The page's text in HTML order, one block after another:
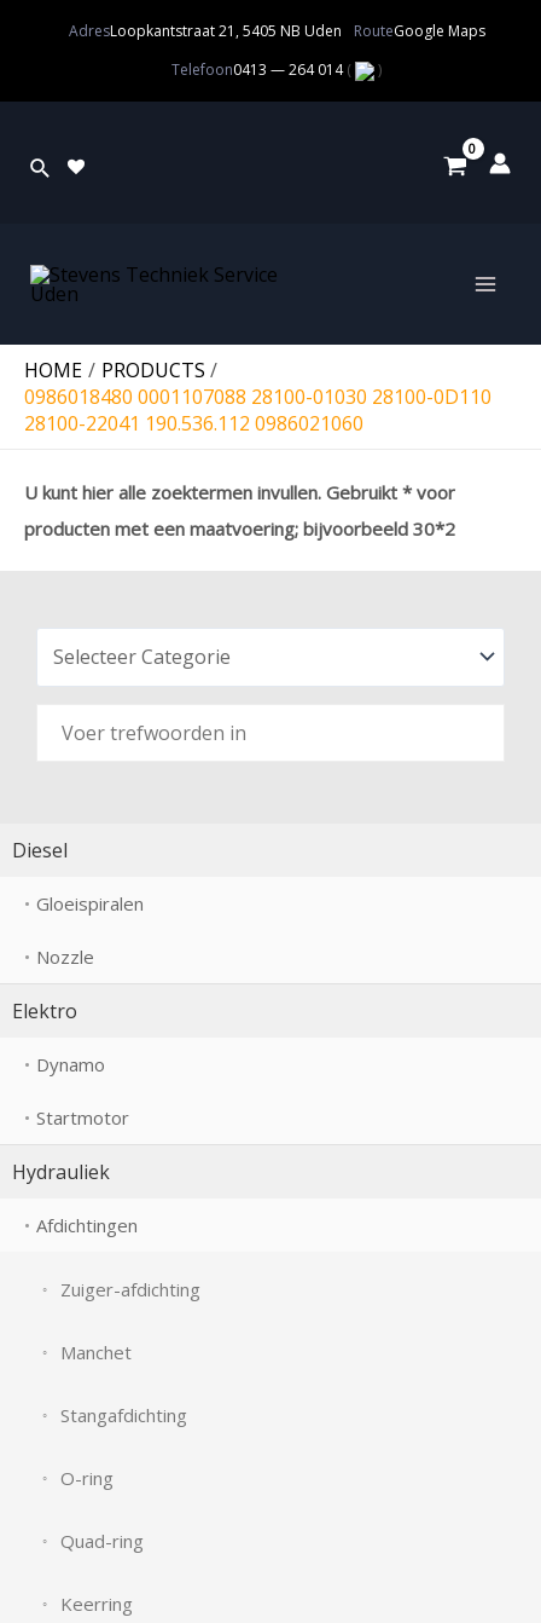
AdresLoopkantstraat 21, 5405 NB Uden RouteGoogle Maps
Telefoon0413 — 264 014( )
HOME
PRODUCTS
0986018480 0001107088 28100-01030 28100-0D110
28100-22041 190.536.112 0986021060
U kunt hier alle zoektermen invullen. Gebruikt * voor
producten met een maatvoering; bijvoorbeeld 30*2
Diesel
Gloeispiralen
Nozzle
Elektro
Dynamo
Startmotor
Hydrauliek
Afdichtingen
Zuiger-afdichting
Manchet
Stangafdichting
O-ring
Quad-ring
Keerring